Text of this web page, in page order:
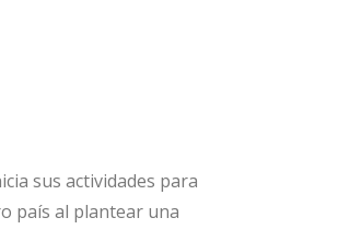
sus actividades para
país al plantear una